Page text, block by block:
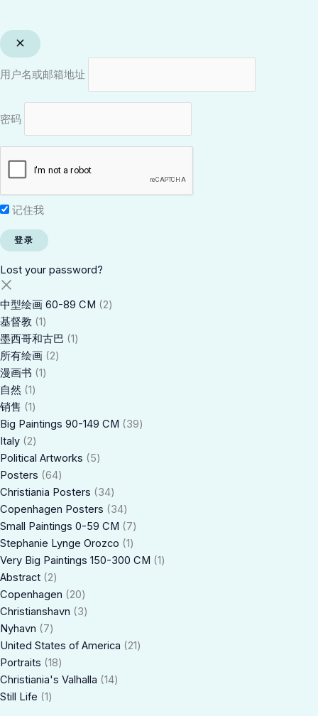
用户名或邮箱地址
密码
记住我
Lost your password?
中型绘画 60-89 CM
2
基督教
1
墨西哥和古巴
1
所有绘画 2
漫画书
1
自然
1
销售
1
Big Paintings 90-149 CM
39
Italy 2
Political Artworks
5
Posters
64
Christiania Posters
34
Copenhagen Posters
34
Small Paintings 0-59 CM
7
Stephanie Lynge Orozco
1
Very Big Paintings 150-300 CM
1
Abstract 2
Copenhagen
20
Christianshavn
3
Nyhavn
7
United States of America
21
Portraits
18
Christiania's Valhalla
14
Still Life
1